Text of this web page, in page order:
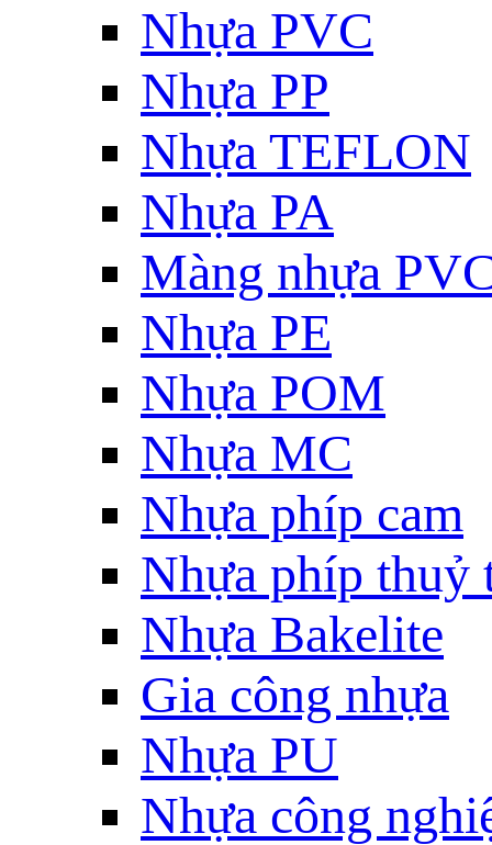
Nhựa PVC
Nhựa PP
Nhựa TEFLON
Nhựa PA
Màng nhựa
Nhựa PE
Nhựa POM
Nhựa MC
Nhựa phíp cam
Nhựa phíp thuỷ
Nhựa Bakelite
Gia công nhựa
Nhựa PU
Nhựa công